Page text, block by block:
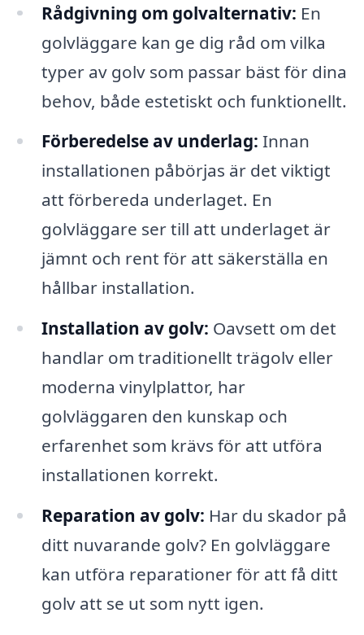
Rådgivning om golvalternativ: En
golvläggare kan ge dig råd om vilka
typer av golv som passar bäst för dina
behov, både estetiskt och funktionellt.
Förberedelse av underlag: Innan
installationen påbörjas är det viktigt
att förbereda underlaget. En
golvläggare ser till att underlaget är
jämnt och rent för att säkerställa en
hållbar installation.
Installation av golv: Oavsett om det
handlar om traditionellt trägolv eller
moderna vinylplattor, har
golvläggaren den kunskap och
erfarenhet som krävs för att utföra
installationen korrekt.
Reparation av golv: Har du skador på
ditt nuvarande golv? En golvläggare
kan utföra reparationer för att få ditt
golv att se ut som nytt igen.